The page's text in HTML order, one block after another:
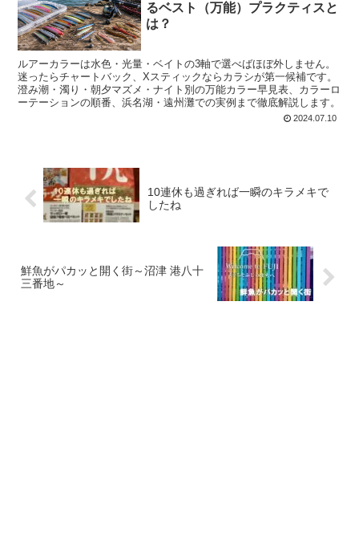
るベスト（万能）プラクティスと
は？
ルアーカラーは水色・光量・ベイトの3軸で選べばほぼ外しません。
迷ったらチャートバック、Xスティックならカラシが第一候補です。
澄み潮・濁り・朝夕マズメ・ナイト別の万能カラー早見表、カラーロ
ーテーションの順番、浜名湖・遠州灘での実例まで徹底解説します。
2024.07.10
10連休も過ぎれば一瞬のキラメキで
したね
鮮魚がパカッと開く街～沼津 港八十
三番地～